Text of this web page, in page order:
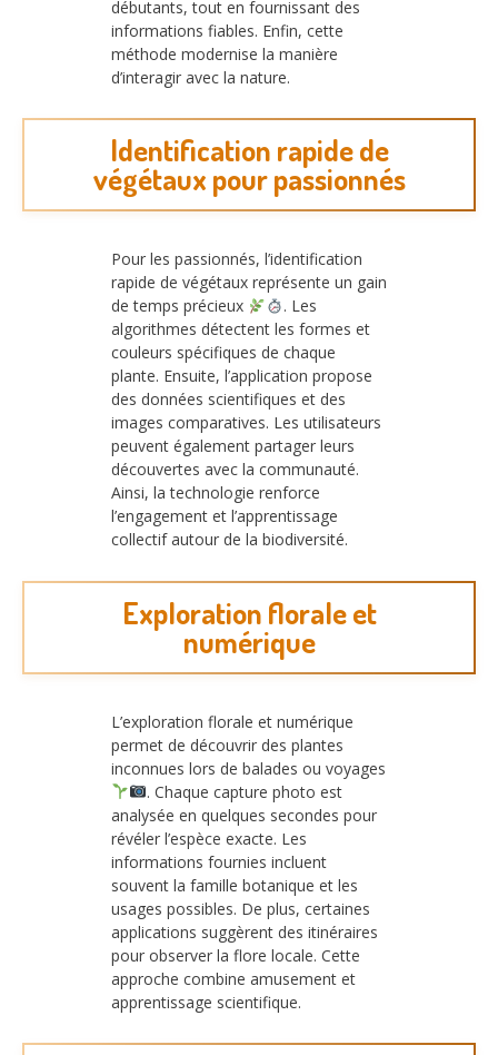
débutants, tout en fournissant des
informations fiables. Enfin, cette
méthode modernise la manière
d’interagir avec la nature.
Identification rapide de
végétaux pour passionnés
Pour les passionnés, l’identification
rapide de végétaux représente un gain
de temps précieux
. Les
algorithmes détectent les formes et
couleurs spécifiques de chaque
plante. Ensuite, l’application propose
des données scientifiques et des
images comparatives. Les utilisateurs
peuvent également partager leurs
découvertes avec la communauté.
Ainsi, la technologie renforce
l’engagement et l’apprentissage
collectif autour de la biodiversité.
Exploration florale et
numérique
L’exploration florale et numérique
permet de découvrir des plantes
inconnues lors de balades ou voyages
. Chaque capture photo est
analysée en quelques secondes pour
révéler l’espèce exacte. Les
informations fournies incluent
souvent la famille botanique et les
usages possibles. De plus, certaines
applications suggèrent des itinéraires
pour observer la flore locale. Cette
approche combine amusement et
apprentissage scientifique.